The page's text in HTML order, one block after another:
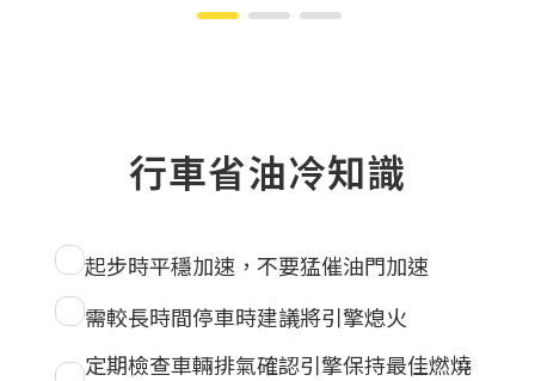
行車省油冷知識
起步時平穩加速，不要猛催油門加速
需較長時間停車時建議將引擎熄火
定期檢查車輛排氣確認引擎保持最佳燃燒